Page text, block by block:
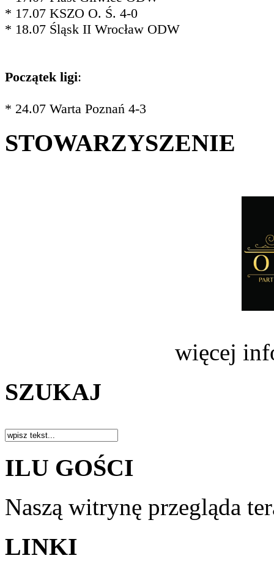
* 17.07 KSZO O. Ś. 4-0
* 18.07 Śląsk II Wrocław ODW
Początek ligi:
* 24.07 Warta Poznań 4-3
STOWARZYSZENIE
więcej
SZUKAJ
ILU GOŚCI
Naszą witrynę przegląda
LINKI